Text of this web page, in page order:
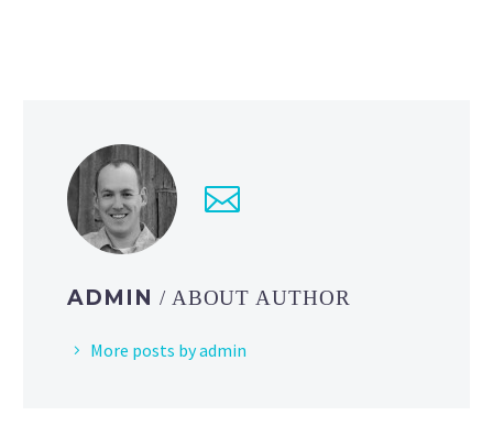
ADMIN / ABOUT AUTHOR
More posts by admin